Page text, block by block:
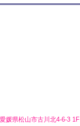
媛県松山市古川北4-6-3 1F